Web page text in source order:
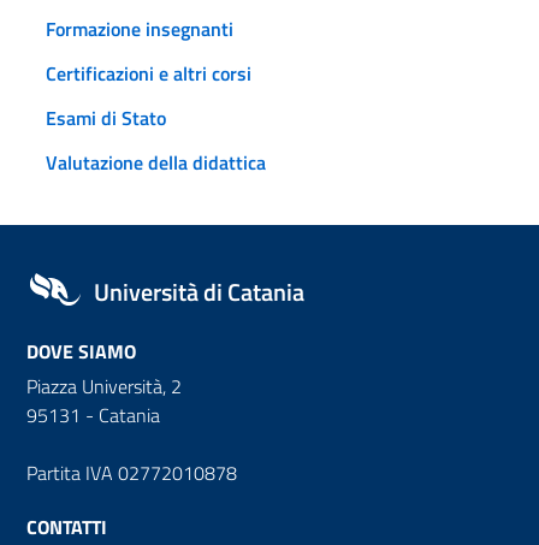
Formazione insegnanti
Certificazioni e altri corsi
Esami di Stato
Valutazione della didattica
Università di Catania
DOVE SIAMO
Piazza Università, 2
95131 - Catania
Partita IVA 02772010878
CONTATTI